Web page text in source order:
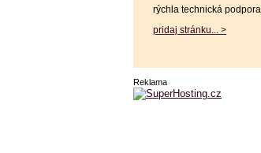
rýchla technická podpora
pridaj stránku... >
Reklama